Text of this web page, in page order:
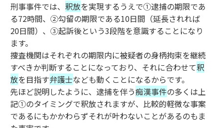
刑事事件では、 釈放を実現するうえで①逮捕の期限であ
る72時間、②勾留の期限である10日間（延長されれば
20日間）、③起訴後という3段階を意識することになり
ます。
捜査機関はそれぞれの期限内に被疑者の身柄拘束を継続
すべきか判断することになっており、それに合わせて釈
放を目指す弁護士なども動くことになるからです。
先ほど説明したように、逮捕を伴う痴漢事件の多くは上
記①のタイミングで釈放されますが、比較的軽微な事案
であるにもかかわらずそれが叶わないことがあるのもま